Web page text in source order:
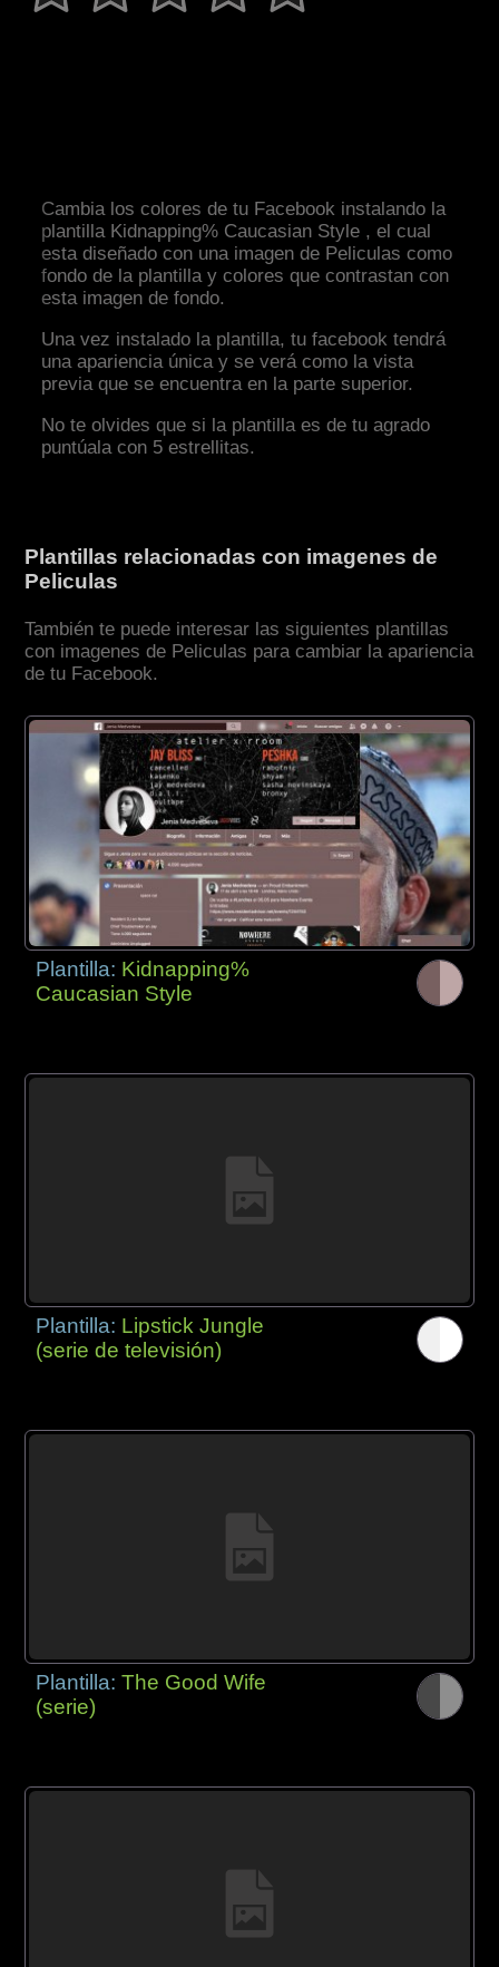
Cambia los colores de tu Facebook instalando la
plantilla Kidnapping% Caucasian Style , el cual
esta diseñado con una imagen de Peliculas como
fondo de la plantilla y colores que contrastan con
esta imagen de fondo.
Una vez instalado la plantilla, tu facebook tendrá
una apariencia única y se verá como la vista
previa que se encuentra en la parte superior.
No te olvides que si la plantilla es de tu agrado
puntúala con 5 estrellitas.
Plantillas relacionadas con imagenes de
Peliculas
También te puede interesar las siguientes plantillas
con imagenes de Peliculas para cambiar la apariencia
de tu Facebook.
Plantilla: Kidnapping%
Caucasian Style
Plantilla: Lipstick Jungle
(serie de televisión)
Plantilla:The Good Wife
(serie)